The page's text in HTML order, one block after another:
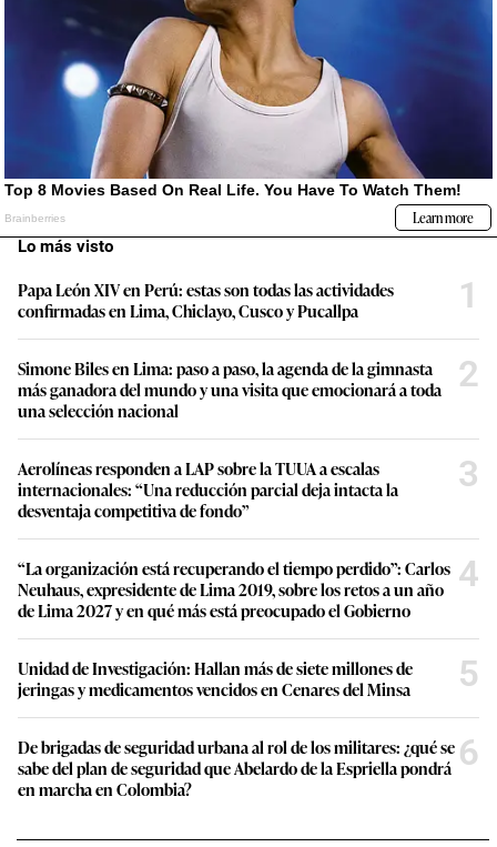
Lo más visto
Papa León XIV en Perú: estas son todas las actividades
confirmadas en Lima, Chiclayo, Cusco y Pucallpa
1
Simone Biles en Lima: paso a paso, la agenda de la gimnasta
más ganadora del mundo y una visita que emocionará a toda
una selección nacional
2
Aerolíneas responden a LAP sobre la TUUA a escalas
internacionales: “Una reducción parcial deja intacta la
desventaja competitiva de fondo”
3
“La organización está recuperando el tiempo perdido”: Carlos
Neuhaus, expresidente de Lima 2019, sobre los retos a un año
de Lima 2027 y en qué más está preocupado el Gobierno
4
Unidad de Investigación: Hallan más de siete millones de
jeringas y medicamentos vencidos en Cenares del Minsa
5
De brigadas de seguridad urbana al rol de los militares: ¿qué se
sabe del plan de seguridad que Abelardo de la Espriella pondrá
en marcha en Colombia?
6